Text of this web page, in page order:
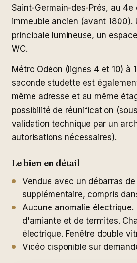
Saint-Germain-des-Prés, au 4e
immeuble ancien (avant 1800).
principale lumineuse, un
WC.
Métro Odéon (lignes 4 et 10) à
seconde studette est
même adresse et au même
possibilité de réunification
validation technique par un
autorisations nécessaires).
Le bien en détail
Vendue avec un débarras de
supplémentaire, compris
Aucune anomalie électrique.
d'amiante et de termites.
électrique. Fenêtre double
Vidéo disponible sur